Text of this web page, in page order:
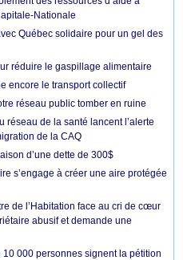
Nationale
Québec solidaire pour un gel des
réduire le gaspillage alimentaire
encore le transport collectif
réseau public tomber en ruine
réseau de la santé lancent l’alerte
de la CAQ
d’une dette de 300$
s’engage à créer une aire protégée
de l’Habitation face au cri de cœur
abusif et demande une
000 personnes signent la pétition